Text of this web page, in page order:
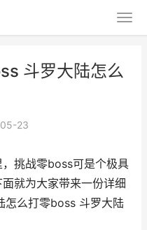
斗罗大陆怎么
23
挑战零boss可是个极具
就为大家带来一份详细
怎么打零boss 斗罗大陆